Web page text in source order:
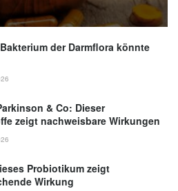
der Darmflora könnte
& Co: Dieser
zeigt nachweisbare Wirkungen
Probiotikum zeigt
Wirkung